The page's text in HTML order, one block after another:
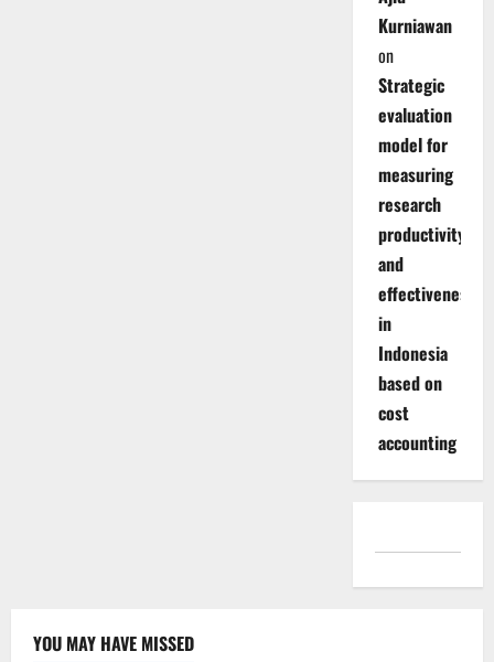
Kurniawan
on
Strategic
evaluation
model for
measuring
research
productivity
and
effectiveness
in
Indonesia
based on
cost
accounting
YOU MAY HAVE MISSED